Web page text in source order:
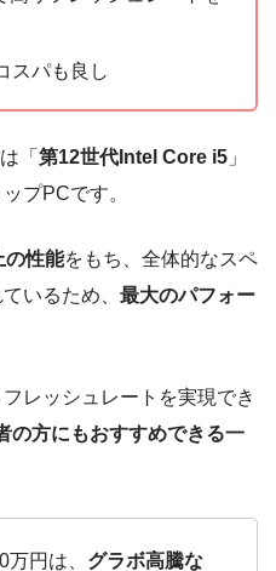
スパも良し
「 第12世代Intel Core i5 」
プPCです。
の性能をもち、全体的なスペ
いるため、 最大のパフォー
レッシュレートを実現でき
の方にもおすすめできる一
円は、 グラボ高騰な